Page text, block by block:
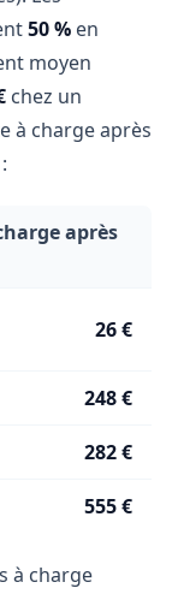
50 % en
moyen
chez un
à charge après
après
26 €
248 €
282 €
555 €
à charge